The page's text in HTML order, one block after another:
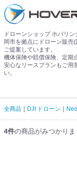
ドローンショップ ホバリ
岡市を拠点にドローン販売
ご提案しています。
機体保険や賠償保険、定期
安心なリースプランもご用
い。
全商品 DJI ドローン
4件の商品がみつかりま